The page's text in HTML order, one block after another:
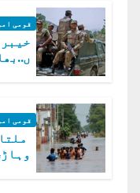
قومی
قومی